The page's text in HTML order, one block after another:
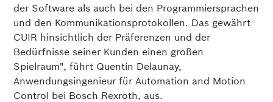
der Software als auch bei den Programmiersprachen
und den Kommunikationsprotokollen. Das gewährt
CUIR hinsichtlich der Präferenzen und der
Bedürfnisse seiner Kunden einen großen
Spielraum", führt Quentin Delaunay,
Anwendungsingenieur für Automation and Motion
Control bei Bosch Rexroth, aus.